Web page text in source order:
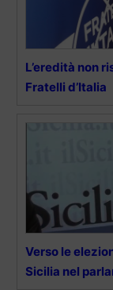
L’eredità non
Fratelli d’Italia
Verso le
Sicilia nel